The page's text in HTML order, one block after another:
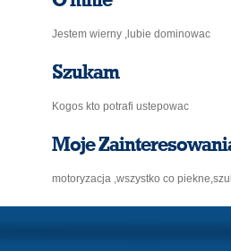
Jestem wierny ,lubie dominowac
Szukam
Kogos kto potrafi ustepowac
Moje
motoryzacja ,wszystko co